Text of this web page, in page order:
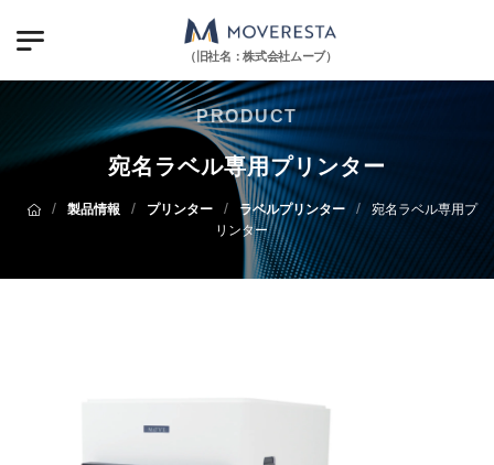
（旧社名：株式会社ムーブ）
PRODUCT
宛名ラベル専用プリンター
/ 製品情報 / プリンター / ラベルプリンター /
宛名ラベル専用プ
リンター